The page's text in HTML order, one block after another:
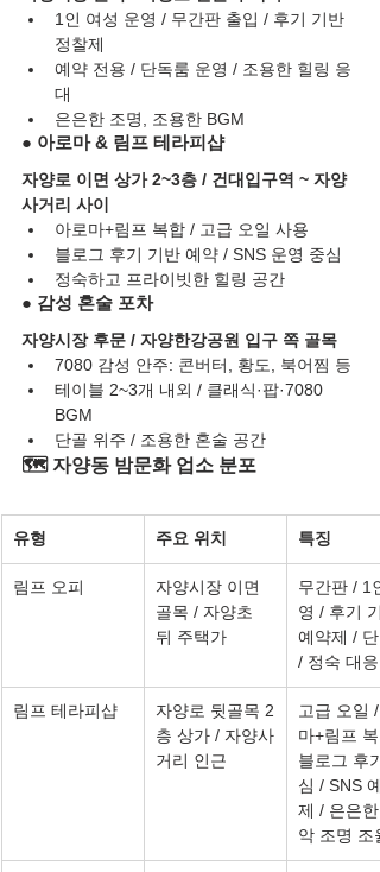
1인 여성 운영 / 무간판 출입 / 후기 기반
정찰제
예약 전용 / 단독룸 운영 / 조용한 힐링 응
대
은은한 조명, 조용한 BGM
● 아로마 & 림프 테라피샵
자양로 이면 상가 2~3층 / 건대입구역 ~ 자양
사거리 사이
아로마+림프 복합 / 고급 오일 사용
블로그 후기 기반 예약 / SNS 운영 중심
정숙하고 프라이빗한 힐링 공간
● 감성 혼술 포차
자양시장 후문 / 자양한강공원 입구 쪽 골목
7080 감성 안주: 콘버터, 황도, 북어찜 등
테이블 2~3개 내외 / 클래식·팝·7080
BGM
단골 위주 / 조용한 혼술 공간
🗺️ 자양동 밤문화 업소 분포
유형 주요 위치 특징
림프 오피
자양시장 이면
골목 / 자양초
뒤 주택가
무간판 / 1
영 / 후기
예약제 / 단
/ 정숙 대응
림프 테라피샵
자양로 뒷골목 2
층 상가 / 자양사
거리 인근
고급 오일 /
마+림프 복
블로그 후
심 / SNS 예
제 / 은은한
악 조명 조율